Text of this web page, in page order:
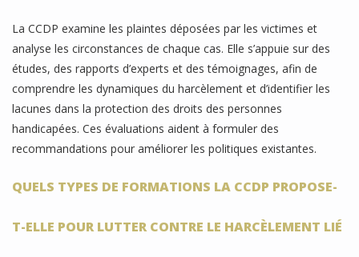
La CCDP examine les plaintes déposées par les victimes et
analyse les circonstances de chaque cas. Elle s’appuie sur des
études, des rapports d’experts et des témoignages, afin de
comprendre les dynamiques du harcèlement et d’identifier les
lacunes dans la protection des droits des personnes
handicapées. Ces évaluations aident à formuler des
recommandations pour améliorer les politiques existantes.
QUELS TYPES DE FORMATIONS LA CCDP PROPOSE-
T-ELLE POUR LUTTER CONTRE LE HARCÈLEMENT LIÉ